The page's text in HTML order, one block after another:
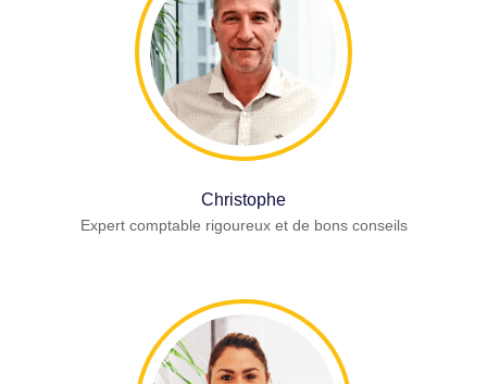
Christophe
Expert comptable rigoureux et de bons conseils